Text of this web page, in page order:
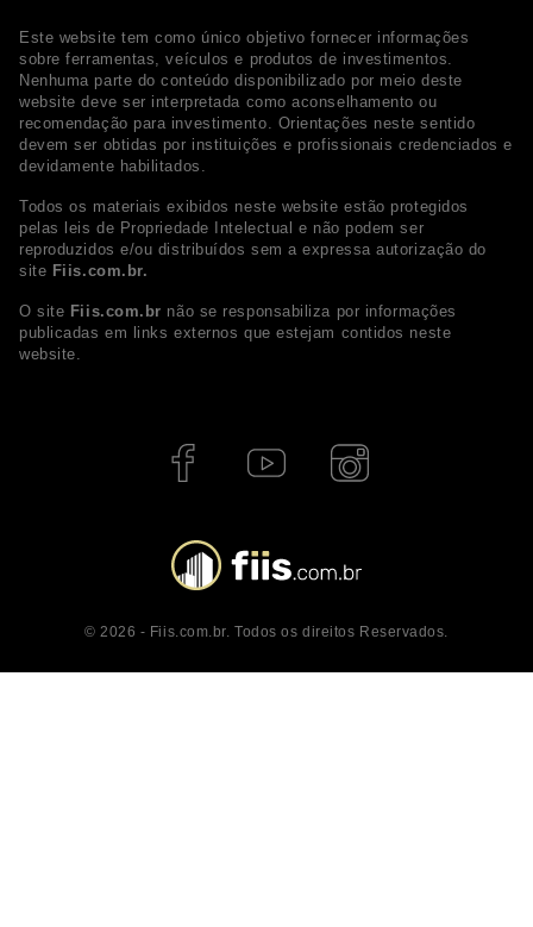
Este website tem como único objetivo fornecer informações
sobre ferramentas, veículos e produtos de investimentos.
Nenhuma parte do conteúdo disponibilizado por meio deste
website deve ser interpretada como aconselhamento ou
recomendação para investimento. Orientações neste sentido
devem ser obtidas por instituições e profissionais credenciados e
devidamente habilitados.
Todos os materiais exibidos neste website estão protegidos
pelas leis de Propriedade Intelectual e não podem ser
reproduzidos e/ou distribuídos sem a expressa autorização do
site Fiis.com.br.
O site Fiis.com.br não se responsabiliza por informações
publicadas em links externos que estejam contidos neste
website.
© 2026 - Fiis.com.br. Todos os direitos Reservados.